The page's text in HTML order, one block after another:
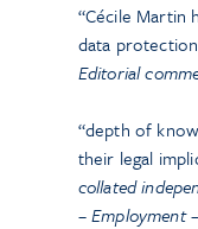
“Cécile Martin
data protection
Editorial
“depth of
their legal
collated
– Employment